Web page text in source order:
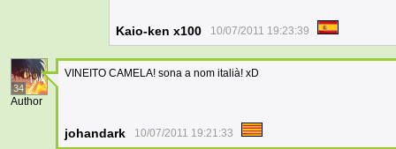
Kaio-ken x100 10/07/2011 19:23:39
34
Author
VINEITO CAMELA! sona a nom italià! xD
johandark 10/07/2011 19:21:33